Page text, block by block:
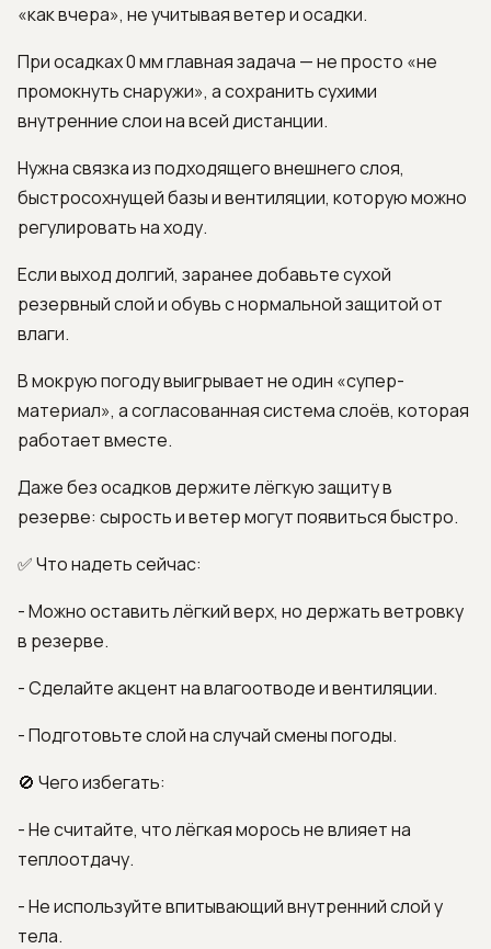
«как вчера», не учитывая ветер и осадки.
При осадках 0 мм главная задача — не просто «не
промокнуть снаружи», а сохранить сухими
внутренние слои на всей дистанции.
Нужна связка из подходящего внешнего слоя,
быстросохнущей базы и вентиляции, которую можно
регулировать на ходу.
Если выход долгий, заранее добавьте сухой
резервный слой и обувь с нормальной защитой от
влаги.
В мокрую погоду выигрывает не один «супер-
материал», а согласованная система слоёв, которая
работает вместе.
Даже без осадков держите лёгкую защиту в
резерве: сырость и ветер могут появиться быстро.
✅ Что надеть сейчас:
- Можно оставить лёгкий верх, но держать ветровку
в резерве.
- Сделайте акцент на влагоотводе и вентиляции.
- Подготовьте слой на случай смены погоды.
🚫 Чего избегать:
- Не считайте, что лёгкая морось не влияет на
теплоотдачу.
- Не используйте впитывающий внутренний слой у
тела.